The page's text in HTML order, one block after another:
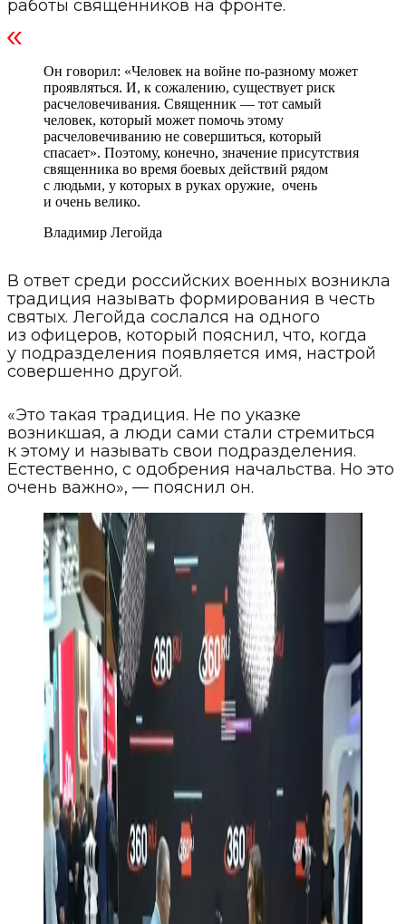
работы священников на фронте.
Он говорил: «Человек на войне по-разному может
проявляться. И, к сожалению, существует риск
расчеловечивания. Священник — тот самый
человек, который может помочь этому
расчеловечиванию не совершиться, который
спасает». Поэтому, конечно, значение присутствия
священника во время боевых действий рядом
с людьми, у которых в руках оружие, очень
и очень велико.
Владимир Легойда
В ответ среди российских военных возникла
традиция называть формирования в честь
святых. Легойда сослался на одного
из офицеров, который пояснил, что, когда
у подразделения появляется имя, настрой
совершенно другой.
«Это такая традиция. Не по указке
возникшая, а люди сами стали стремиться
к этому и называть свои подразделения.
Естественно, с одобрения начальства. Но это
очень важно», — пояснил он.